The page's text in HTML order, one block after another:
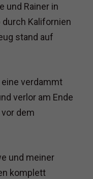
und Rainer in
durch Kalifornien
stand auf
verdammt
verlor am Ende
dem
und meiner
komplett